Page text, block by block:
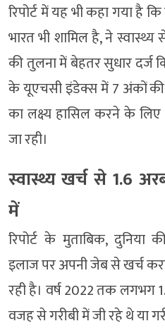
रिपोर्ट में यह भी कहा गया है कि
भारत भी शामिल है, ने
की तुलना में बेहतर सुधार दर्ज
के यूएचसी इंडेक्स में 7 अंकों
का लक्ष्य हासिल करने के लिए
जा रही।
स्वास्थ्य खर्च से 1.6
में
रिपोर्ट के मुताबिक, दुनिया
इलाज पर अपनी जेब से खर्च
रही है। वर्ष 2022 तक लगभग
वजह से गरीबी में जी रहे थे या